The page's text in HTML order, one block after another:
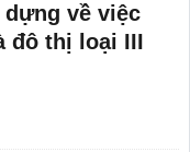
dựng về việc
đô thị loại III